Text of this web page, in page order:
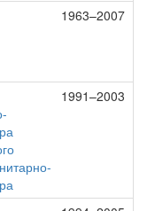
1963–2007
1991–2003